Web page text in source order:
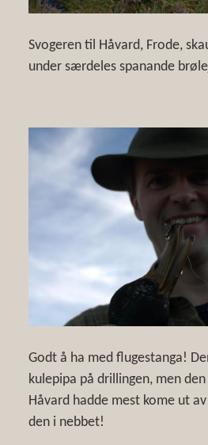
Svogeren til Håvard, Frode,
under særdeles spanande
Godt å ha med flugestanga!
kulepipa på drillingen, men
Håvard hadde mest kome ut
den i nebbet!